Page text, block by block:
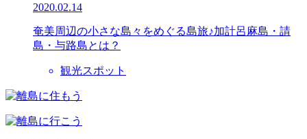
2020.02.14
奄美周辺の小さな島々をめぐる島旅♪加計呂麻島・請
島・与路島とは？
観光スポット